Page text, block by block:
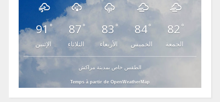
91 °
الإثنين
87 °
الثلاثاء
83 °
الأربعاء
84°
الخميس
82 °
الجمعة
الطقس خاص بمدينة مراكش
Temps à partir de OpenWeatherMap